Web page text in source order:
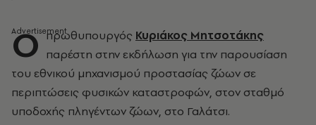
Ο πρωθυπουργός Κυριάκος Μητσοτάκης
παρέστη στην εκδήλωση για την παρουσίαση
του εθνικού μηχανισμού προστασίας ζώων σε
περιπτώσεις φυσικών καταστροφών, στον σταθμό
υποδοχής πληγέντων ζώων, στο Γαλάτσι.